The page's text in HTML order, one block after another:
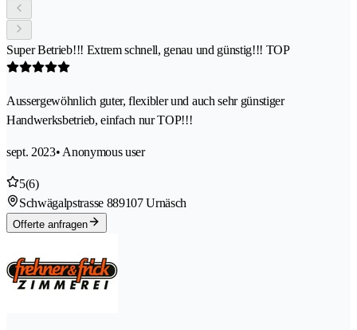
Super Betrieb!!! Extrem schnell, genau und günstig!!! TOP
Aussergewöhnlich guter, flexibler und auch sehr günstiger
Handwerksbetrieb, einfach nur TOP!!!
sept. 2023• Anonymous user
5(6)
Schwägalpstrasse 889107 Urnäsch
Offerte anfragen